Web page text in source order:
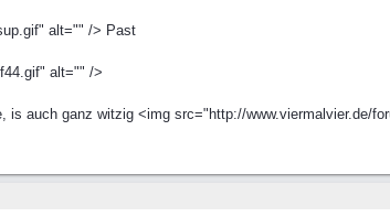
alt="" /> Past
alt="" />
auch ganz witzig <img src="http://www.viermalvier.de/